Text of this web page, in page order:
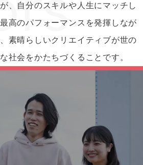
、自分のスキルや人生にマッチし
高のパフォーマンスを発揮しなが
素晴らしいクリエイティブが世の
社会をかたちづくることです。